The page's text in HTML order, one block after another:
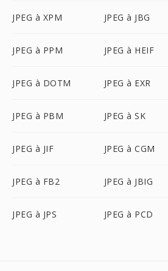
JPEG à XPM JPEG à JBG
JPEG à PPM JPEG à HEIF
JPEG à DOTM JPEG à EXR
JPEG à PBM JPEG à SK
JPEG à JIF JPEG à CGM
JPEG à FB2 JPEG à JBIG
JPEG à JPS JPEG à PCD